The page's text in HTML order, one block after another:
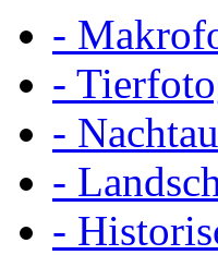
-
-
-
-
-